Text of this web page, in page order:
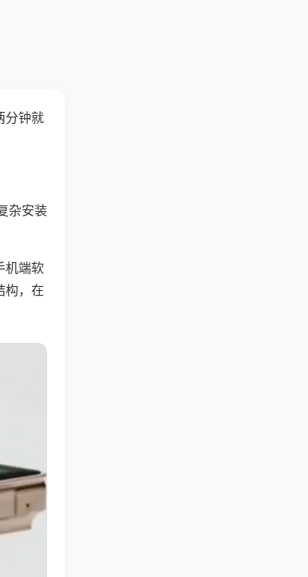
分钟就
杂安装
机端软
构，在